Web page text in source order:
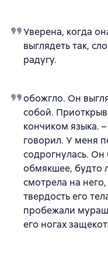
Уверена, когда
выглядеть так,
радугу.
обожгло. Он
собой.
кончиком языка.
говорил. У меня
содрогнулась. Он
обмякшее, будто
смотрела на него,
твердость его
пробежали
его ногах